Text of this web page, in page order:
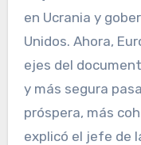
en Ucrania y
Unidos. Ahora,
ejes del
y más segura
próspera, más
explicó el jefe de